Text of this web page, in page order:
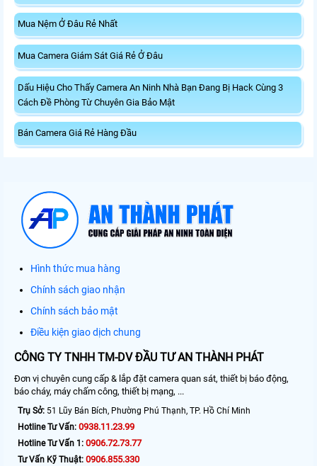
Mua Nệm Ở Đâu Rẻ Nhất
Mua Camera Giám Sát Giá Rẻ Ở Đâu
Dấu Hiệu Cho Thấy Camera An Ninh Nhà Bạn Đang Bị Hack Cùng 3
Cách Đề Phòng Từ Chuyên Gia Bảo Mật
Bán Camera Giá Rẻ Hàng Đầu
Hình thức mua hàng
Chính sách giao nhận
Chính sách bảo mật
Điều kiện giao dịch chung
CÔNG TY TNHH TM-DV ĐẦU TƯ AN THÀNH PHÁT
Đơn vị chuyên cung cấp & lắp đặt camera quan sát, thiết bị báo động,
báo cháy, máy chấm công, thiết bị mạng, ...
Trụ Sở: 51 Lũy Bán Bích, Phường Phú Thạnh, TP. Hồ Chí Minh
Hotline Tư Vấn: 0938.11.23.99
Hotline Tư Vấn 1: 0906.72.73.77
Tư Vấn Kỹ Thuật: 0906.855.330